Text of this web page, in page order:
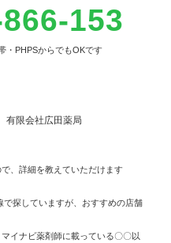
153
・PHPSからでもOKです
限会社広田薬局
、詳細を教えていただけます
で探していますが、おすすめの店舗
イナビ薬剤師に載っている〇〇以